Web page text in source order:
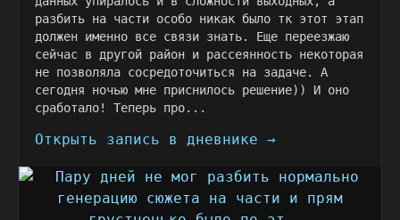
разбить на части особо никак было тк этот этап
должен именно все связи знать. Еще переезжаю
сейчас в другой район и рассеянность некоторая
не позволяла сосредоточиться на задаче. А
сегодня ночью мне приснилось решение)) И оно
сработало! Теперь про...
Открыть запись в дневнике →